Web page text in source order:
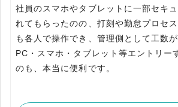
社員のスマホやタブレットに一部セキ
れてもらったのの、打刻や勤怠プロセ
も各人で操作でき、管理側として工数が
PC・スマホ・タブレット等エントリー
のも、本当に便利です。